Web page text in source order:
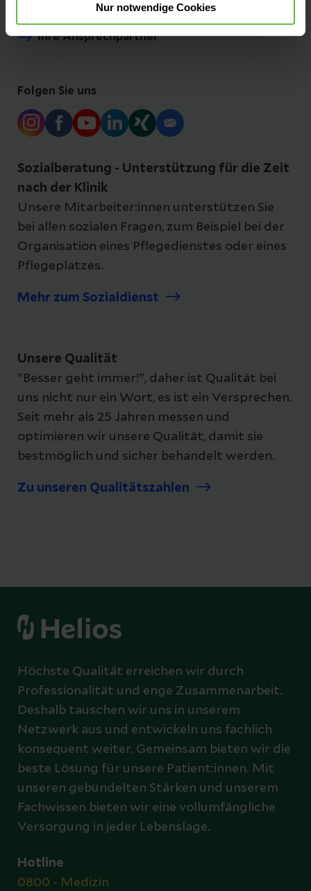
Nur notwendige Cookies
Ihre Ansprechpartner
Folgen Sie uns
Sozialberatung - Unterstützung für die Zeit
nach der Klinik
Unsere Mitarbeiter:innen unterstützen Sie
bei allen sozialen Fragen, zum Beispiel bei der
Organisation eines Pflegedienstes oder eines
Pflegeplatzes.
Mehr zum Sozialdienst
Unsere Qualität
"Besser geht immer!", daher ist Qualität bei
uns nicht nur ein Wort, es ist ein Versprechen.
Seit mehr als 25 Jahren messen und
optimieren wir unsere Qualität, damit sie
bestmöglich und sicher behandelt werden.
Zu unseren Qualitätszahlen
Höchste Qualität erreichen wir durch
Professionalität und enge Zusammenarbeit.
Deshalb tauschen wir uns in unserem
Netzwerk aus und entwickeln uns fachlich
konsequent weiter. Gemeinsam bieten wir die
beste Lösung für unsere Patient:innen. Mit
unseren gebündelten Stärken und unserem
Fachwissen bieten wir eine vollumfängliche
Versorgung in jeder Lebenslage.
Hotline
0800 - Medizin